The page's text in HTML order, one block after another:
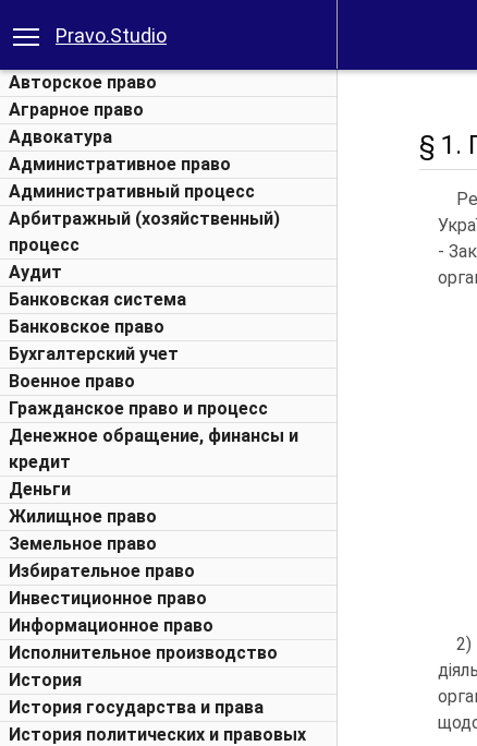
Pravo.Studio
Авторское право
Аграрное право
Адвокатура
Административное право
Административный процесс
Арбитражный (хозяйственный)
процесс
Аудит
Банковская система
Банковское право
Бухгалтерский учет
Военное право
Гражданское право и процесс
Денежное обращение, финансы и
кредит
Деньги
Жилищное право
Земельное право
Избирательное право
Инвестиционное право
Информационное право
Исполнительное производство
История
История государства и права
История политических и правовых
§ 1.
-
2)